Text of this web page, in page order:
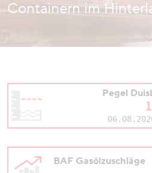
Containern im
Pegel
BAF Gasölzuschläge